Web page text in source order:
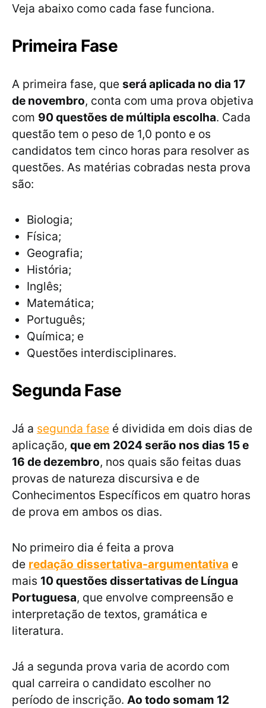
Veja abaixo como cada fase funciona.
Primeira Fase
A primeira fase, que será aplicada no dia 17
de novembro, conta com uma prova objetiva
com 90 questões de múltipla escolha. Cada
questão tem o peso de 1,0 ponto e os
candidatos tem cinco horas para resolver as
questões. As matérias cobradas nesta prova
são:
Biologia;
Física;
Geografia;
História;
Inglês;
Matemática;
Português;
Química; e
Questões interdisciplinares.
Segunda Fase
Já a segunda fase é dividida em dois dias de
aplicação, que em 2024 serão nos dias 15 e
16 de dezembro, nos quais são feitas duas
provas de natureza discursiva e de
Conhecimentos Específicos em quatro horas
de prova em ambos os dias.
No primeiro dia é feita a prova
de redação dissertativa-argumentativa e
mais 10 questões dissertativas de Língua
Portuguesa, que envolve compreensão e
interpretação de textos, gramática e
literatura.
Já a segunda prova varia de acordo com
qual carreira o candidato escolher no
período de inscrição. Ao todo somam 12